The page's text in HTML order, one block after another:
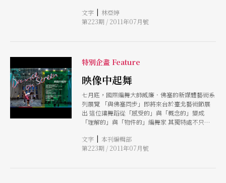
項，經由專訪的方式，進一步將其展出精華在此與
讀者分享。
文字 | 林亞婷
第223期 / 2011年07月號
特別企畫 Feature
映像中起舞
七月底，國際編舞大師威廉．佛塞的新媒體藝術系
列展覽 「與佛塞同步」即將來台於臺北藝術節展
出 這位讓舞蹈從「感受的」與「概念的」變成
「理解的」與「物件的」編舞家 其獨特處不只是
透過影像等媒材 針對「舞蹈是什麼？」的大哉問
尋求新解答 從佛塞出發，我們亦看見舞蹈影像作
文字 | 本刊編輯部
第223期 / 2011年07月號